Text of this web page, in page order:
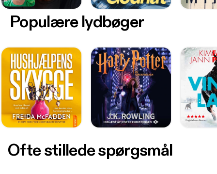
Populære lydbøger
Ofte stillede spørgsmål